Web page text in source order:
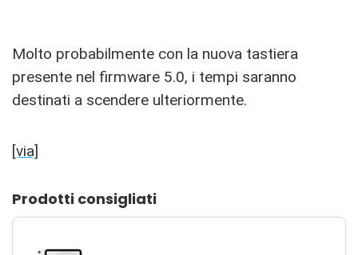
Molto probabilmente con la nuova tastiera
presente nel firmware 5.0, i tempi saranno
destinati a scendere ulteriormente.
[via]
Prodotti consigliati